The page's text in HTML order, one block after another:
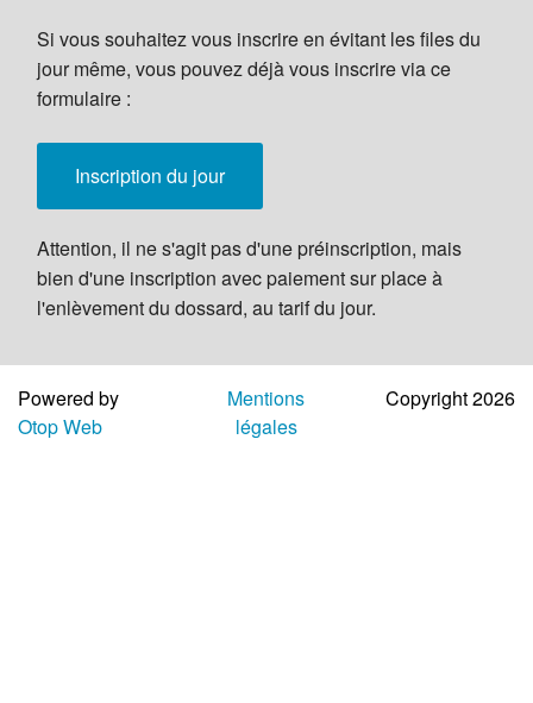
Classements
Si vous souhaitez vous inscrire en évitant les files du
jour même, vous pouvez déjà vous inscrire via ce
formulaire :
Inscription du jour
Attention, il ne s'agit pas d'une préinscription, mais
bien d'une inscription avec paiement sur place à
l'enlèvement du dossard, au tarif du jour.
Powered by
Otop Web
Mentions
légales
Copyright 2026